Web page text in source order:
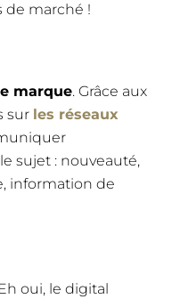
de marché !
marque. Grâce aux
sur les réseaux
sujet : nouveauté,
information de
oui, le digital